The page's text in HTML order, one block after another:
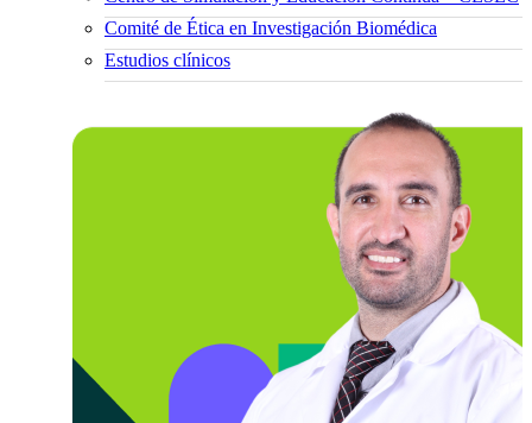
Comité de Ética en Investigación Biomédica
Estudios clínicos